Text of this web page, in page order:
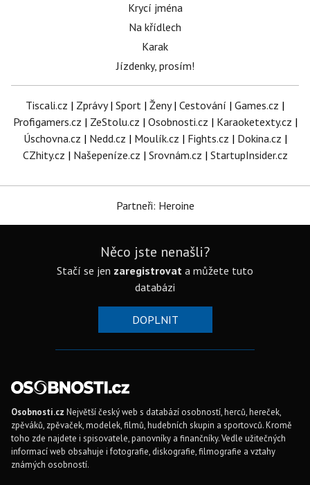
Krycí jména
Na křídlech
Karak
Jízdenky, prosím!
Tiscali.cz | Zprávy| Sport | Ženy| Cestování | Games.cz |
Profigamers.cz | ZeStolu.cz | Osobnosti.cz | Karaoketexty.cz |
Úschovna.cz | Nedd.cz | Moulík.cz | Fights.cz | Dokina.cz |
CZhity.cz | Našepeníze.cz | Srovnám.cz | StartupInsider.cz
Partneři: Heroine
Něco jste nenašli?
Stačí se jen zaregistrovat a můžete tuto
databázi
DOPLNIT
Osobnosti.cz Největší český web s databází osobností, herců, hereček,
zpěváků, zpěvaček, modelek, filmů, hudebních skupin a sportovců. Kromě
toho zde najdete i spisovatele, panovníky a finančníky. Vedle užitečných
informací web obsahuje i fotografie, diskografie, filmografie a vztahy
známých osobností.